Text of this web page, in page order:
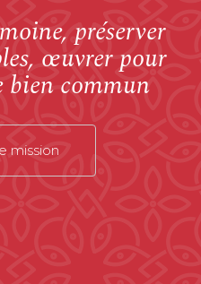
préserver
œuvrer pour
bien commun
mission